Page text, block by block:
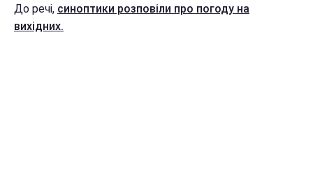
До речі, синоптики розповіли про погоду на
вихідних.